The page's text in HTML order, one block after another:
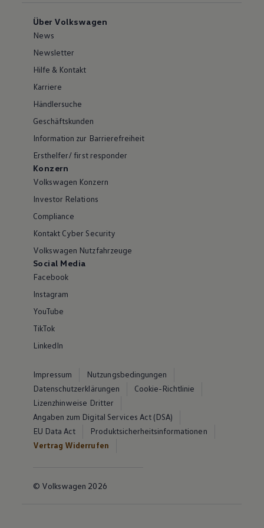
Über Volkswagen
News
Newsletter
Hilfe & Kontakt
Karriere
Händlersuche
Geschäftskunden
Information zur Barrierefreiheit
Ersthelfer/ first responder
Konzern
Volkswagen Konzern
Investor Relations
Compliance
Kontakt Cyber Security
Volkswagen Nutzfahrzeuge
Social Media
Facebook
Instagram
YouTube
TikTok
LinkedIn
Impressum
Nutzungsbedingungen
Datenschutzerklärungen
Cookie-Richtlinie
Lizenzhinweise Dritter
Angaben zum Digital Services Act (DSA)
EU Data Act
Produktsicherheitsinformationen
Vertrag Widerrufen
© Volkswagen 2026